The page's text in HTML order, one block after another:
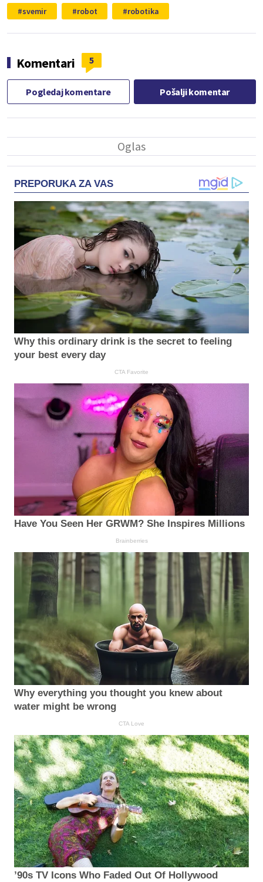
svemir robot robotika
Komentari 5
Pogledaj komentare Pošalji komentar
PREPORUKA ZA VAS
Why this ordinary drink is the secret to feeling
your best every day
CTA Favorite
Have You Seen Her GRWM? She Inspires Millions
Brainberries
Why everything you thought you knew about
water might be wrong
CTA Love
’90s TV Icons Who Faded Out Of Hollywood